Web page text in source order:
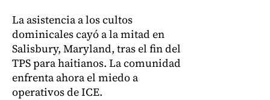
La asistencia a los cultos
dominicales cayó a la mitad en
Salisbury, Maryland, tras el fin del
TPS para haitianos. La comunidad
enfrenta ahora el miedo a
operativos de ICE.